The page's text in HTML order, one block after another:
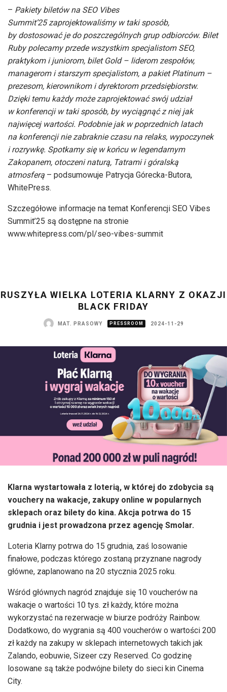
– Pakiety biletów na SEO Vibes
Summit’25 zaprojektowaliśmy w taki sposób,
by dostosować je do poszczególnych grup odbiorców. Bilet
Ruby polecamy przede wszystkim specjalistom SEO,
praktykom i juniorom, bilet Gold – liderom zespołów,
managerom i starszym specjalistom, a pakiet Platinum –
prezesom, kierownikom i dyrektorom przedsiębiorstw.
Dzięki temu każdy może zaprojektować swój udział
w konferencji w taki sposób, by wyciągnąć z niej jak
najwięcej wartości. Podobnie jak w poprzednich latach
na konferencji nie zabraknie czasu na relaks, wypoczynek
i rozrywkę. Spotkamy się w końcu w legendarnym
Zakopanem, otoczeni naturą, Tatrami i góralską
atmosferą – podsumowuje Patrycja Górecka-Butora,
WhitePress.
Szczegółowe informacje na temat Konferencji SEO Vibes
Summit’25 są dostępne na stronie
www.whitepress.com/pl/seo-vibes-summit
RUSZYŁA WIELKA LOTERIA KLARNY Z OKAZJI
BLACK FRIDAY
MAT. PRASOWY PRESSROOM 2024-11-29
Klarna wystartowała z loterią, w której do zdobycia są
vouchery na wakacje, zakupy online w popularnych
sklepach oraz bilety do kina. Akcja potrwa do 15
grudnia i jest prowadzona przez agencję Smolar.
Loteria Klarny potrwa do 15 grudnia, zaś losowanie
finałowe, podczas którego zostaną przyznane nagrody
główne, zaplanowano na 20 stycznia 2025 roku.
Wśród głównych nagród znajduje się 10 voucherów na
wakacje o wartości 10 tys. zł każdy, które można
wykorzystać na rezerwacje w biurze podróży Rainbow.
Dodatkowo, do wygrania są 400 voucherów o wartości 200
zł każdy na zakupy w sklepach internetowych takich jak
Zalando, eobuwie, Sizeer czy Reserved. Co godzinę
losowane są także podwójne bilety do sieci kin Cinema
City.